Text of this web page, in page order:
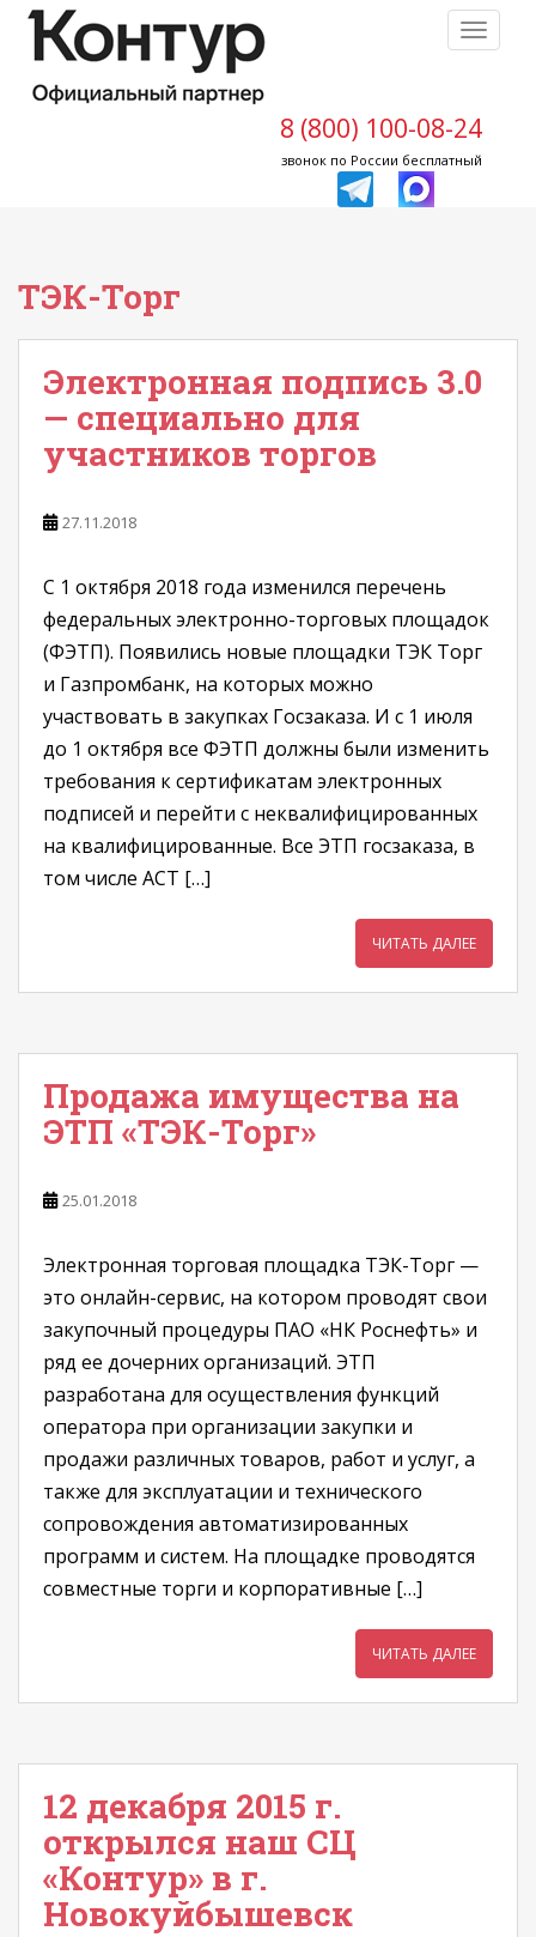
8 (800) 100-08-24
звонок по России бесплатный
ТЭК-Торг
Электронная подпись 3.0
— специально для
участников торгов
27.11.2018
С 1 октября 2018 года изменился перечень
федеральных электронно-торговых площадок
(ФЭТП). Появились новые площадки ТЭК Торг
и Газпромбанк, на которых можно
участвовать в закупках Госзаказа. И с 1 июля
до 1 октября все ФЭТП должны были изменить
требования к сертификатам электронных
подписей и перейти с неквалифицированных
на квалифицированные. Все ЭТП госзаказа, в
том числе АСТ […]
ЧИТАТЬ ДАЛЕЕ
Продажа имущества на
ЭТП «ТЭК-Торг»
25.01.2018
Электронная торговая площадка ТЭК-Торг —
это онлайн-сервис, на котором проводят свои
закупочный процедуры ПАО «НК Роснефть» и
ряд ее дочерних организаций. ЭТП
разработана для осуществления функций
оператора при организации закупки и
продажи различных товаров, работ и услуг, а
также для эксплуатации и технического
сопровождения автоматизированных
программ и систем. На площадке проводятся
совместные торги и корпоративные […]
ЧИТАТЬ ДАЛЕЕ
12 декабря 2015 г.
открылся наш СЦ
«Контур» в г.
Новокуйбышевск